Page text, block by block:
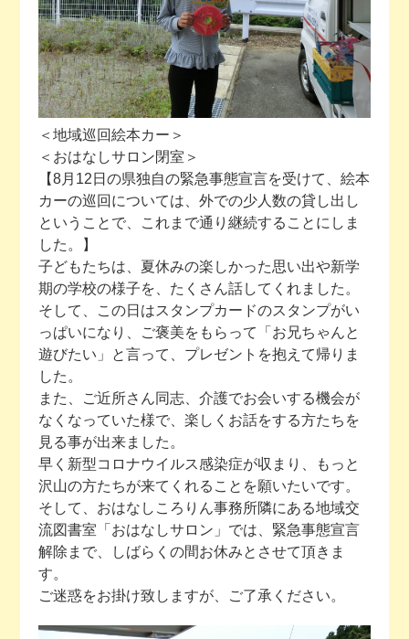
ファンクラブのご案内
お問い合わせ
＜地域巡回絵本カー＞
＜おはなしサロン閉室＞
【8月12日の県独自の緊急事態宣言を受けて、絵本
カーの巡回については、外での少人数の貸し出し
ということで、これまで通り継続することにしま
した。】
子どもたちは、夏休みの楽しかった思い出や新学
期の学校の様子を、たくさん話してくれました。
そして、この日はスタンプカードのスタンプがい
っぱいになり、ご褒美をもらって「お兄ちゃんと
遊びたい」と言って、プレゼントを抱えて帰りま
した。
また、ご近所さん同志、介護でお会いする機会が
なくなっていた様で、楽しくお話をする方たちを
見る事が出来ました。
早く新型コロナウイルス感染症が収まり、もっと
沢山の方たちが来てくれることを願いたいです。
そして、おはなしころりん事務所隣にある地域交
流図書室「おはなしサロン」では、緊急事態宣言
解除まで、しばらくの間お休みとさせて頂きま
す。
ご迷惑をお掛け致しますが、ご了承ください。